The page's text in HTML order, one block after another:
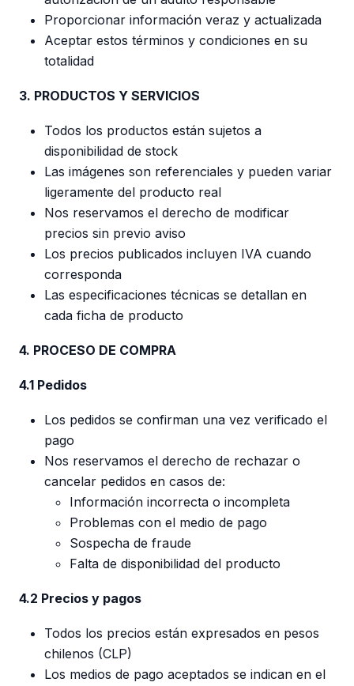
Proporcionar información veraz y actualizada
Aceptar estos términos y condiciones en su
totalidad
3. PRODUCTOS Y SERVICIOS
Todos los productos están sujetos a
disponibilidad de stock
Las imágenes son referenciales y pueden variar
ligeramente del producto real
Nos reservamos el derecho de modificar
precios sin previo aviso
Los precios publicados incluyen IVA cuando
corresponda
Las especificaciones técnicas se detallan en
cada ficha de producto
4. PROCESO DE COMPRA
4.1 Pedidos
Los pedidos se confirman una vez verificado el
pago
Nos reservamos el derecho de rechazar o
cancelar pedidos en casos de:
Información incorrecta o incompleta
Problemas con el medio de pago
Sospecha de fraude
Falta de disponibilidad del producto
4.2 Precios y pagos
Todos los precios están expresados en pesos
chilenos (CLP)
Los medios de pago aceptados se indican en el